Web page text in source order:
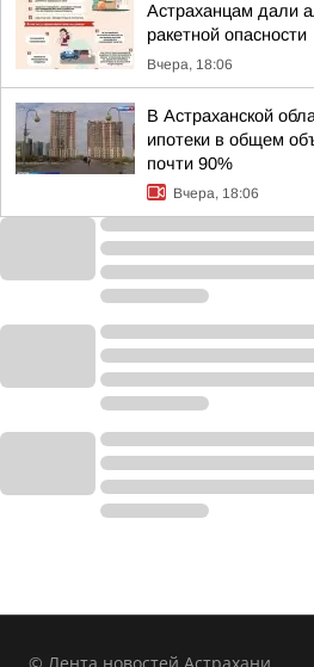
Астраханцам дали
ракетной опасности
Вчера, 18:06
В Астраханской
ипотеки в общем
почти 90%
Вчера, 18:06